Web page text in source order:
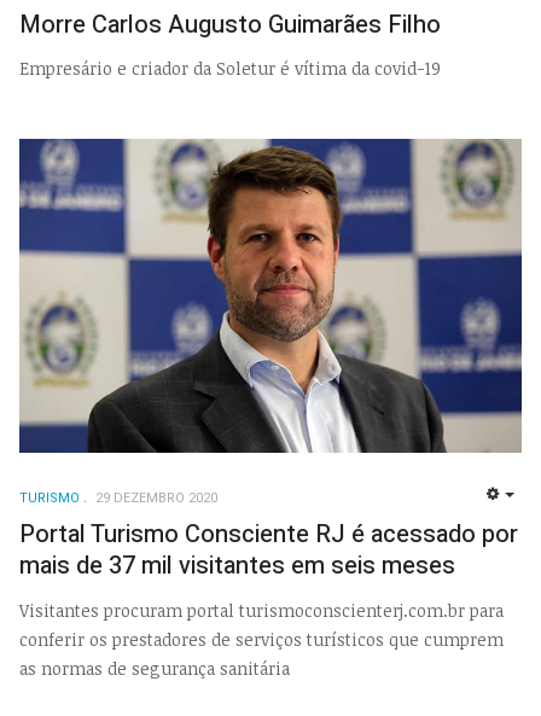
Morre Carlos Augusto Guimarães Filho
Empresário e criador da Soletur é vítima da covid-19
TURISMO 29 DEZEMBRO 2020
Portal Turismo Consciente RJ é acessado por
mais de 37 mil visitantes em seis meses
Visitantes procuram portal turismoconscienterj.com.br para
conferir os prestadores de serviços turísticos que cumprem
as normas de segurança sanitária